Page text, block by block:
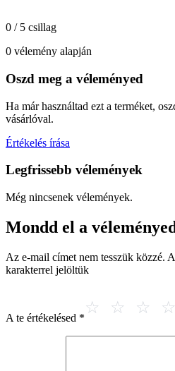
0 / 5 csillag
0 vélemény alapján
Oszd meg a véleményed
Ha már használtad ezt a terméket,
vásárlóval.
Értékelés írása
Legfrissebb vélemények
Még nincsenek vélemények.
Mondd el a
Az e-mail címet nem tesszük közzé.
karakterrel jelöltük
A te értékelésed *